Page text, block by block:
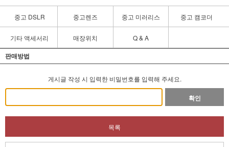
중고 DSLR 중고렌즈 중고 미러리스 중고 캠코더
기타 액세서리 매장위치 Q & A
판매방법
게시글 작성 시 입력한 비밀번호를 입력해 주세요.
확인
목록